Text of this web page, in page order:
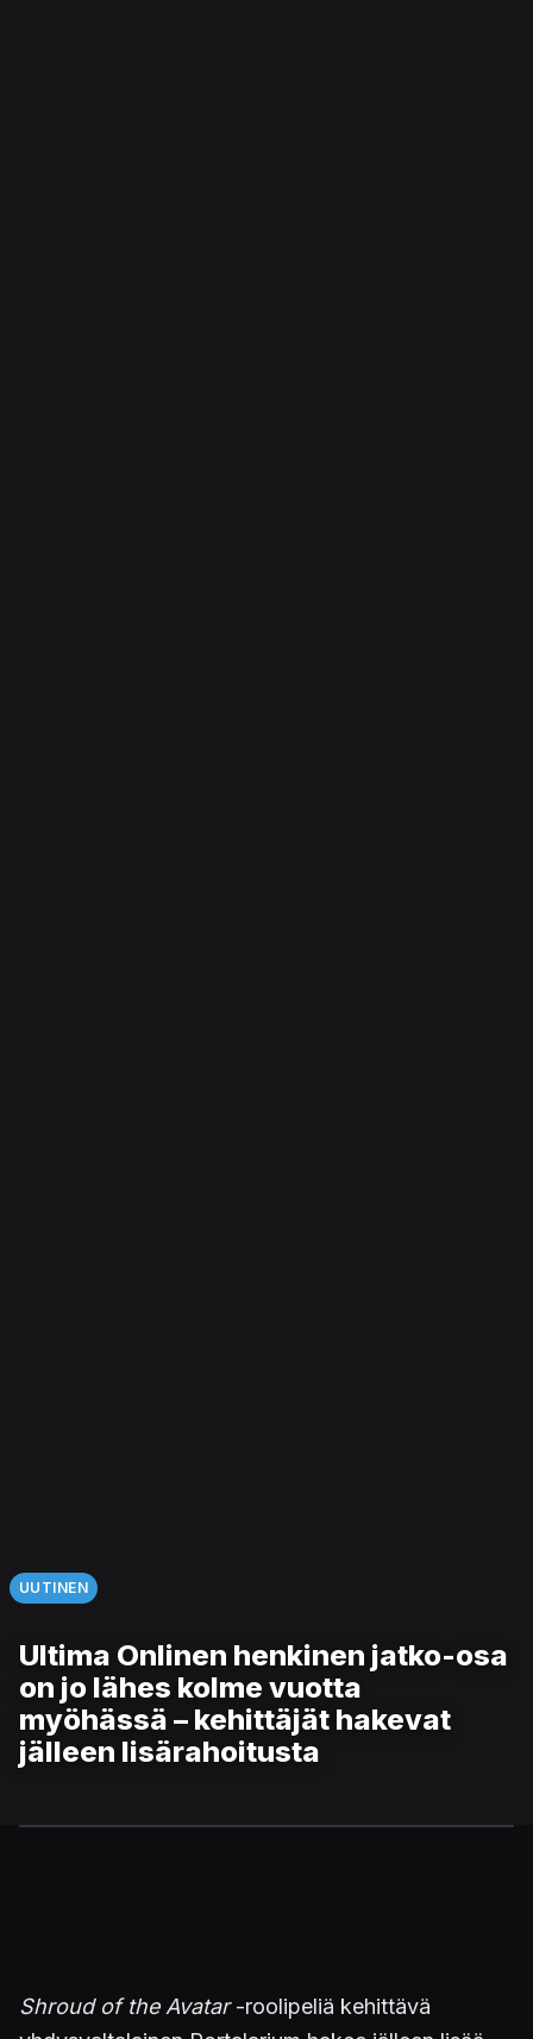
UUTINEN
Ultima Onlinen henkinen jatko-osa
on jo lähes kolme vuotta
myöhässä – kehittäjät hakevat
jälleen lisärahoitusta
Shroud of the Avatar-roolipeliä kehittävä